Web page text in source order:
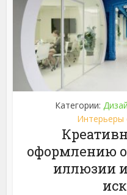
Категории:
Интерьеры
оформлению
иллюзии